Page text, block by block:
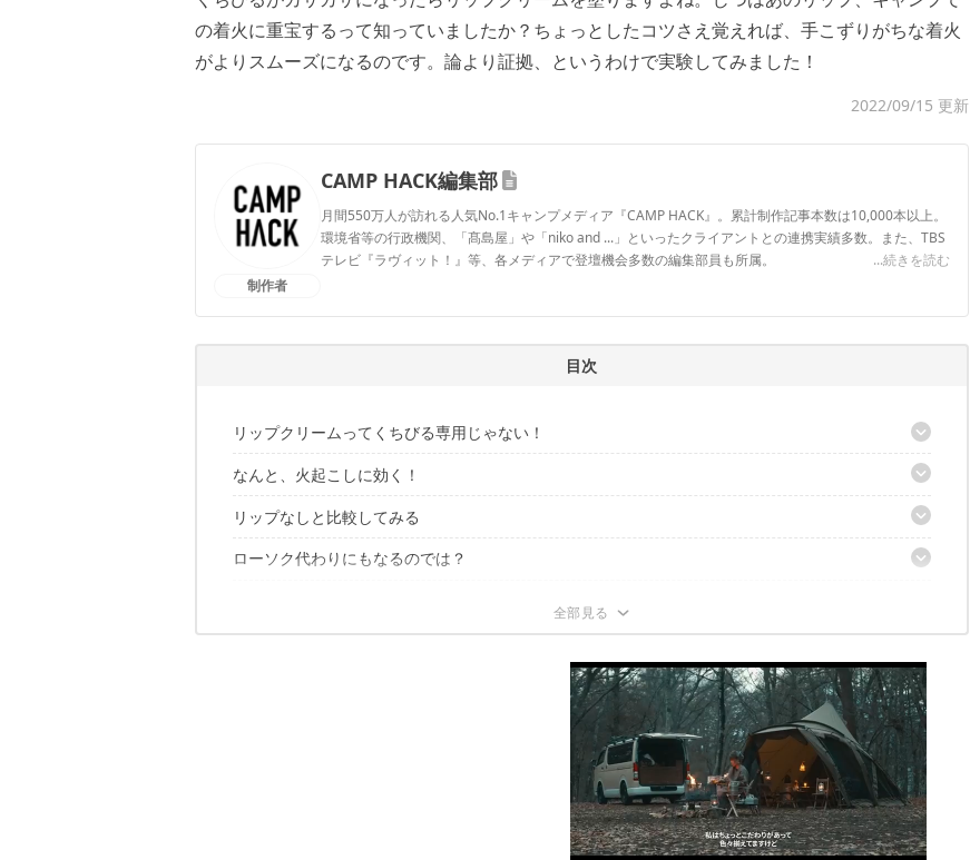
の着火に重宝するって知っていましたか？ちょっとしたコツさえ覚えれば、手こずりがちな着火
がよりスムーズになるのです。論より証拠、というわけで実験してみました！
2022/09/15 更新
制作者
CAMP HACK編集部
月間550万人が訪れる人気No.1キャンプメディア『CAMP HACK』。累計制作記事本数は10,000本以上。
環境省等の行政機関、「髙島屋」や「niko and ...」といったクライアントとの連携実績多数。また、TBS
テレビ『ラヴィット！』等、各メディアで登壇機会多数の編集部員も所属。
...続きを読む
目次
リップクリームってくちびる専用じゃない！
もちろんくちびるにも塗るけれど……
なんと、火起こしに効く！
そのままでは着火できない
リップなしと比較してみる
麻にもに塗り込んでみる
ローソク代わりにもなるのでは？
リップを塗り込んで